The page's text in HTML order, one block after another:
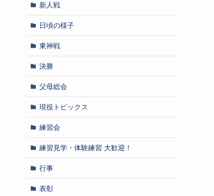
新人戦
日頃の様子
東神戦
決勝
父母総会
現役トピックス
練習会
練習見学・体験練習 大歓迎！
行事
表彰